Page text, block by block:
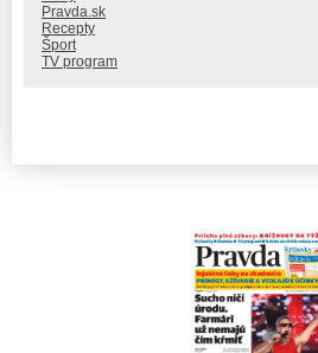
Pravda.sk
Recepty
Šport
TV program